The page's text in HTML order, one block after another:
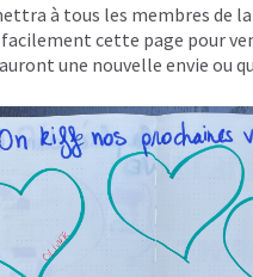
à tous les membres de
cette page pour
une nouvelle envie ou